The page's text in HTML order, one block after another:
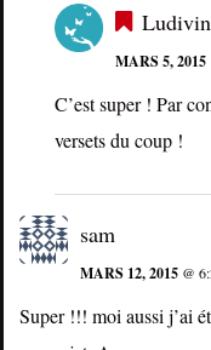
MARS 5, 2015
C’est super ! Par
versets du coup !
sam
MARS 12, 2015 @
Super !!! moi aussi j’ai